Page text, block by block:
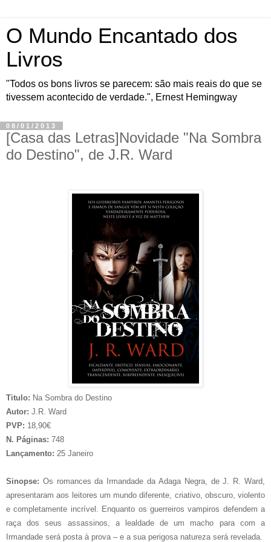
O Mundo Encantado dos
Livros
"Todos os bons livros se parecem: são mais reais do que se
tivessem acontecido de verdade.", Ernest Hemingway
08/01/2013
[Casa das Letras]Novidade "Na Sombra
do Destino", de J.R. Ward
Titulo: Na Sombra do Destino
Autor: J.R. Ward
PVP: 18,90€
N. Páginas: 748
Lançamento: 25 Janeiro
Sinopse: Os romances da Irmandade da Adaga Negra, de J. R. Ward,
apresentaram aos leitores um mundo diferente, criativo, obscuro, violento
e completamente incrível. Enquanto os guerreiros vampiros defendem a
raça dos seus assassinos, a lealdade de um macho para com a
Irmandade será posta à prova – e a sua perigosa natureza será revelada.